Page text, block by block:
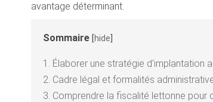
avantage déterminant.
Sommaire hide
1. Élaborer une stratégie d’implantation
2. Cadre légal et formalités
3. Comprendre la fiscalité lettonne pour